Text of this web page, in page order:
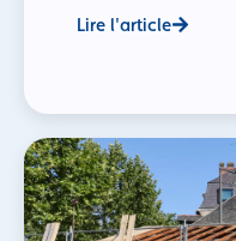
Lire l'article